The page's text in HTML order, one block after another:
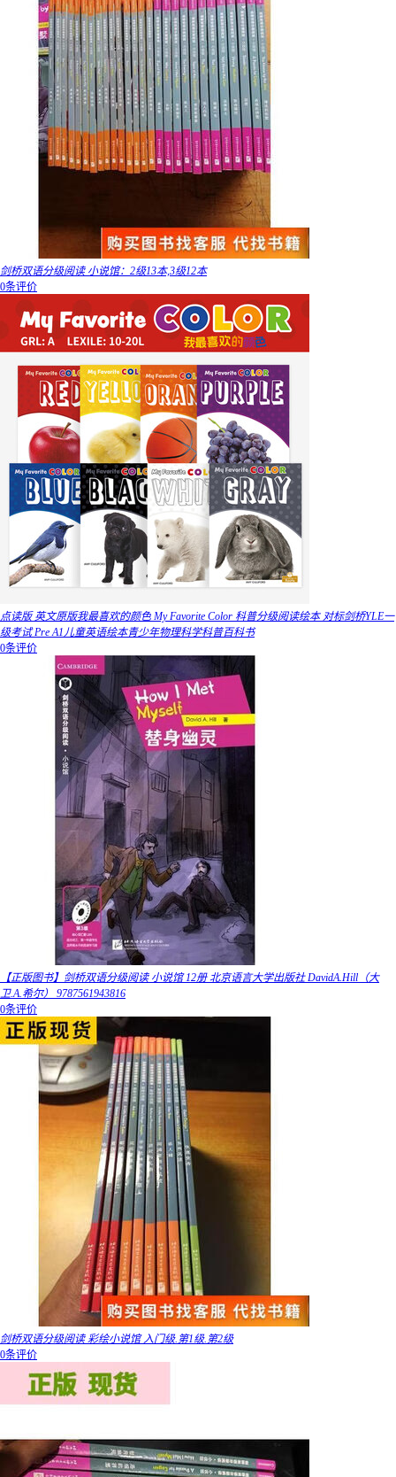
剑桥双语分级阅读 小说馆：2级13本,3级12本
0条评价
点读版 英文原版我最喜欢的颜色 My Favorite Color 科普分级阅读绘本 对标剑桥YLE一
级考试 Pre A1儿童英语绘本青少年物理科学科普百科书
0条评价
【正版图书】剑桥双语分级阅读 小说馆 12册 北京语言大学出版社 DavidA.Hill（大
卫.A.希尔） 9787561943816
0条评价
剑桥双语分级阅读 彩绘小说馆 入门级.第1级.第2级
0条评价